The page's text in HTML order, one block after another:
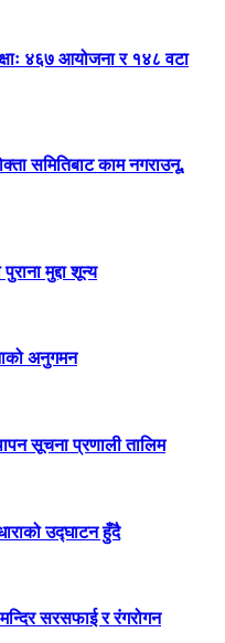
४६७ आयोजना र १४८ वटा
समितिबाट काम नगराउनू,
मुद्दा शून्य
अनुगमन
सूचना प्रणाली तालिम
उद्घाटन हुँदै
सरसफाई र रंगरोगन